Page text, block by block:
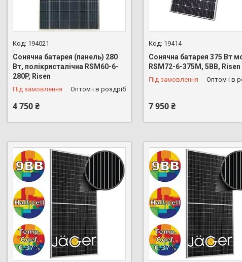
194021
Сонячна батарея (панель) 280
Вт, полікристалічна RSM60-6-
280P, Risen
Під замовлення Оптом і в роздріб
4 750 ₴
19414
Сонячна батарея 375 Вт
RSM72-6-375M, 5BB, Risen
Під замовлення Оптом і в
7 950 ₴